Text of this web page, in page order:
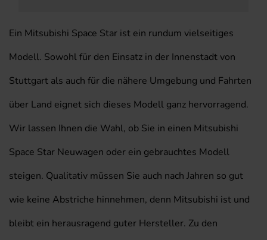
Ein Mitsubishi Space Star ist ein rundum vielseitiges
Modell. Sowohl für den Einsatz in der Innenstadt von
Stuttgart als auch für die nähere Umgebung und Fahrten
über Land eignet sich dieses Modell ganz hervorragend.
Wir lassen Ihnen die Wahl, ob Sie in einen Mitsubishi
Space Star Neuwagen oder ein gebrauchtes Modell
steigen. Qualitativ müssen Sie auch nach Jahren so gut
wie keine Abstriche hinnehmen, denn Mitsubishi ist und
bleibt ein herausragend guter Hersteller. Zu den